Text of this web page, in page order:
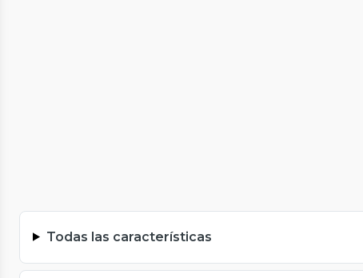
Todas las características